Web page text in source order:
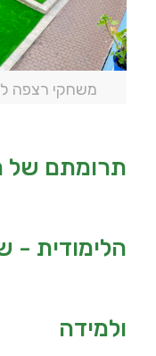
משחקי רצפה
תרומתם של
הלימודית -
ולמידה